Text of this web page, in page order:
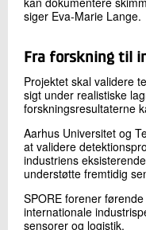
siger Eva-Marie Lange.
Fra forskning til
Projektet skal validere
sigt under realistiske
forskningsresultaterne
Aarhus Universitet og
at validere
industriens
understøtte fremtidig
SPORE forener
internationale
sensorer og logistik.